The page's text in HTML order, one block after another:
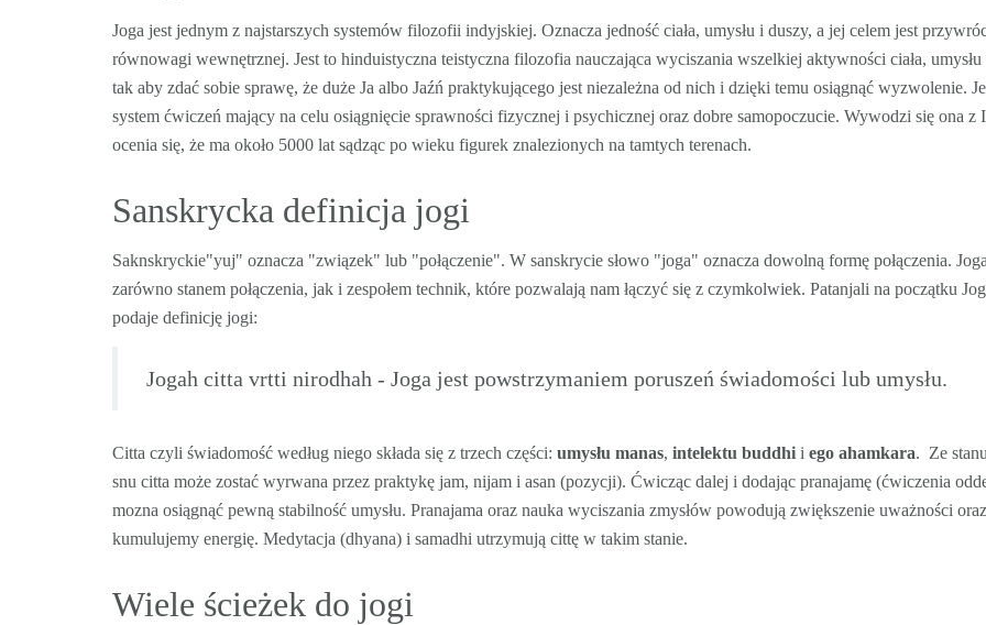
Joga jest jednym z najstarszych systemów filozofii indyjskiej. Oznacza jedność ciała, umysłu i duszy, a jej celem jest
równowagi wewnętrznej. Jest to hinduistyczna teistyczna filozofia nauczająca wyciszania wszelkiej aktywności ciała,
tak aby zdać sobie sprawę, że duże Ja albo Jaźń praktykującego jest niezależna od nich i dzięki temu osiągnąć wyzwolenie.
system ćwiczeń mający na celu osiągnięcie sprawności fizycznej i psychicznej oraz dobre samopoczucie. Wywodzi się ona z
ocenia się, że ma około 5000 lat sądząc po wieku figurek znalezionych na tamtych terenach.
Sanskrycka definicja jogi
Saknskryckie"yuj" oznacza "związek" lub "połączenie". W sanskrycie słowo "joga" oznacza dowolną formę połączenia.
zarówno stanem połączenia, jak i zespołem technik, które pozwalają nam łączyć się z czymkolwiek. Patanjali na początku
podaje definicję jogi:
Jogah citta vrtti nirodhah - Joga jest powstrzymaniem poruszeń świadomości lub umysłu.
Citta czyli świadomość według niego składa się z trzech części: umysłu manas, intelektu buddhi i ego ahamkara. Ze
snu citta może zostać wyrwana przez praktykę jam, nijam i asan (pozycji). Ćwicząc dalej i dodając pranajamę (ćwiczenia
mozna osiągnąć pewną stabilność umysłu. Pranajama oraz nauka wyciszania zmysłów powodują zwiększenie uważności oraz
kumulujemy energię. Medytacja (dhyana) i samadhi utrzymują cittę w takim stanie.
Wiele ścieżek do jogi